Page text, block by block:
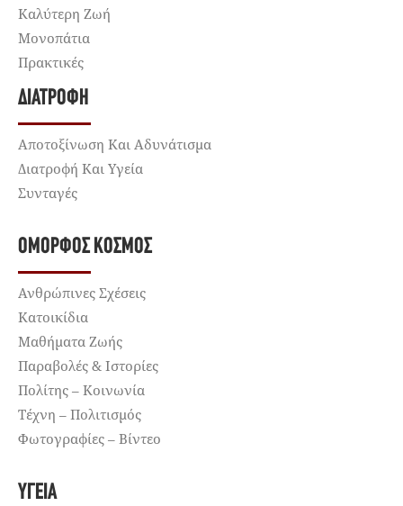
Καλύτερη Ζωή
Μονοπάτια
Πρακτικές
ΔΙΑΤΡΟΦΉ
Αποτοξίνωση Και Αδυνάτισμα
Διατροφή Και Υγεία
Συνταγές
ΌΜΟΡΦΟΣ ΚΌΣΜΟΣ
Ανθρώπινες Σχέσεις
Κατοικίδια
Μαθήματα Ζωής
Παραβολές & Ιστορίες
Πολίτης – Κοινωνία
Τέχνη – Πολιτισμός
Φωτογραφίες – Βίντεο
ΥΓΕΊΑ